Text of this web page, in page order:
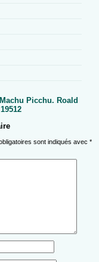
Picchu. Roald
sont indiqués avec *